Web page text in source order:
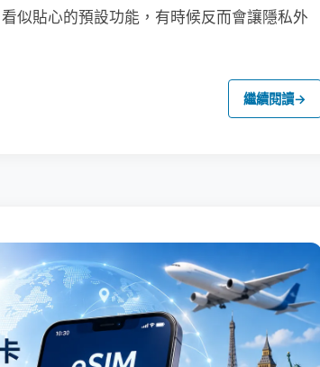
似貼心的預設功能，有時候反而會讓隱私外
繼續閱讀→